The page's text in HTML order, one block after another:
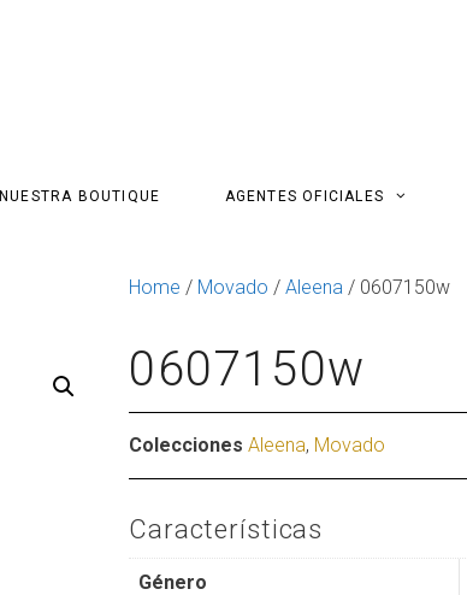
NUESTRA BOUTIQUE AGENTES OFICIALES
Home / Movado / Aleena / 0607150w
0607150w
Colecciones Aleena, Movado
Características
Género